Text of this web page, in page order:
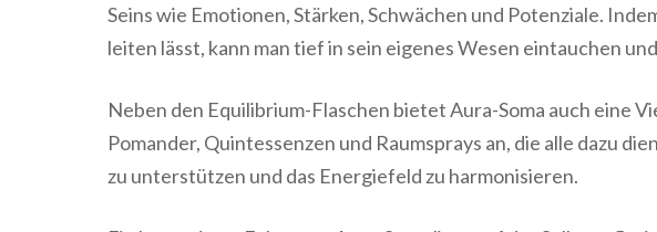
Seins wie Emotionen, Stärken, Schwächen und Potenziale.
leiten lässt, kann man tief in sein eigenes Wesen eintauchen
Neben den Equilibrium-Flaschen bietet Aura-Soma auch eine
Pomander, Quintessenzen und Raumsprays an, die alle dazu
zu unterstützen und das Energiefeld zu harmonisieren.